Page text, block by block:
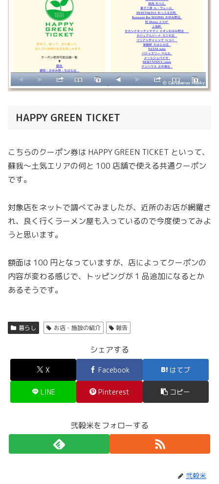
HAPPY GREEN TICKET
こちらのクーポン券は HAPPY GREEN TICKET といって、
蘇我〜土気エリアの何と 100 店舗で使える共通クーポン
です。
対象店をネットで調べてみましたが、近所のお店が網羅さ
れ、良く行くラーメン屋も入っているので今度使ってみよ
うと思います。
額面は 100 円となっていますが、店によってクーポンの
内容が変わる感じで、トッピングが 1 品追加になるとか
あるそうです。
暮らし お店・施設の紹介 報告
シェアする
X Facebook はてブ
LINE Pinterest コピー
弐穀米をフォローする
弐穀米